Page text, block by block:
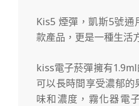
Kis5 煙彈，凱斯5號
款產品，更是一種生活
kiss電子菸彈擁有
可以長時間享受濃郁
味和濃度，霧化器電